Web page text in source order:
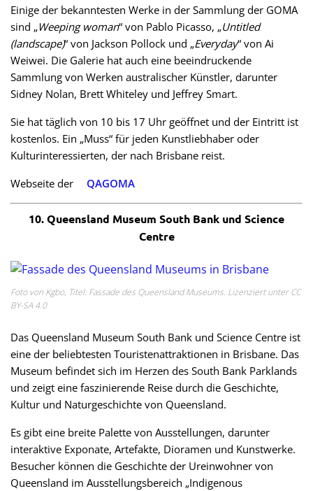
Einige der bekanntesten Werke in der Sammlung der GOMA
sind „Weeping woman“ von Pablo Picasso, „Untitled
(landscape)“ von Jackson Pollock und „Everyday“ von Ai
Weiwei. Die Galerie hat auch eine beeindruckende
Sammlung von Werken australischer Künstler, darunter
Sidney Nolan, Brett Whiteley und Jeffrey Smart.
Sie hat täglich von 10 bis 17 Uhr geöffnet und der Eintritt ist
kostenlos. Ein „Muss“ für jeden Kunstliebhaber oder
Kulturinteressierten, der nach Brisbane reist.
Webseite der
QAGOMA
10. Queensland Museum South Bank und Science
Centre
Foto von Kgbo, Titel: Fassade des Queensland Museums. Lizenziert unter CC
BY-SA 4.0
Das Queensland Museum South Bank und Science Centre ist
eine der beliebtesten Touristenattraktionen in Brisbane. Das
Museum befindet sich im Herzen des South Bank Parklands
und zeigt eine faszinierende Reise durch die Geschichte,
Kultur und Naturgeschichte von Queensland.
Es gibt eine breite Palette von Ausstellungen, darunter
interaktive Exponate, Artefakte, Dioramen und Kunstwerke.
Besucher können die Geschichte der Ureinwohner von
Queensland im Ausstellungsbereich „Indigenous